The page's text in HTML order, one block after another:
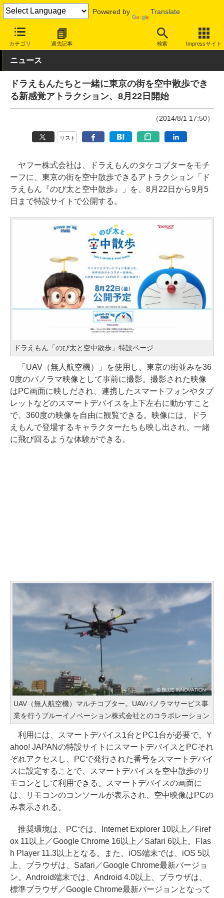
Powered by Translate
カテゴリ 過去記事 検索 Impressサイト
INTERNET Watch サービス/ソフト ソフトウェア スマートフ
ニュース
ドラえもんたちと一緒に東京の街を空中散歩でき
る新感覚アトラクション、8月22日開始
（2014/8/1 17:50）
リスト
ヤフー株式会社は、ドラえもんのタケコプターをモチ
ーフに、東京の街を空中散歩できるアトラクション「ド
ラえもん『のび太と空中散歩』」を、8月22日から9月5
日まで特設サイトで公開する。
ドラえもん「のび太と空中散歩」特設ページ
「UAV（無人航空機）」を使用し、東京の街並みを36
0度のパノラマ映像として事前に撮影。撮影された映像
はPC画面に映しだされ、連携したスマートフォンやタブ
レットなどのスマートデバイスを上下左右に動かすこと
で、360度の映像を自由に観覧できる。映像には、ドラ
えもんで登場するキャラクターたちも映し出され、一緒
に飛び回るような体験ができる。
UAV（無人航空機）マルチコプター。UAVパノラマサービス事
業を行うブルーイノベーション株式会社とのコラボレーション
利用には、スマートデバイス1台とPC1台が必要で、Y
ahoo! JAPANの特設サイトにスマートデバイスとPCそれ
ぞれアクセスし、PCで発行された番号をスマートデバイ
スに設定することで、スマートデバイスを空中散歩のリ
モコンとして利用できる。スマートデバイスの画面に
は、リモコンのコンソールが表示され、空中映像はPCの
み表示される。
推奨環境は、PCでは、Internet Explorer 10以上／Firef
ox 11以上／Google Chrome 16以上／Safari 6以上。Flas
h Player 11.3以上となる。また、iOS端末では、iOS 5以
上、ブラウザは、Safari／Google Chrome最新バージョ
ン。Android端末では、Android 4.0以上、ブラウザは、
標準ブラウザ／Google Chrome最新バージョンとなって